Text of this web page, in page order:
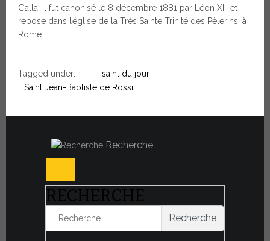
Galla. Il fut canonisé le 8 décembre 1881 par Léon XIII et
repose dans l’église de la Très Sainte Trinité des Pèlerins, à
Rome.
Tagged under:
saint du jour
Saint Jean-Baptiste de Rossi
Recherche
RECHERCHE
Recherche